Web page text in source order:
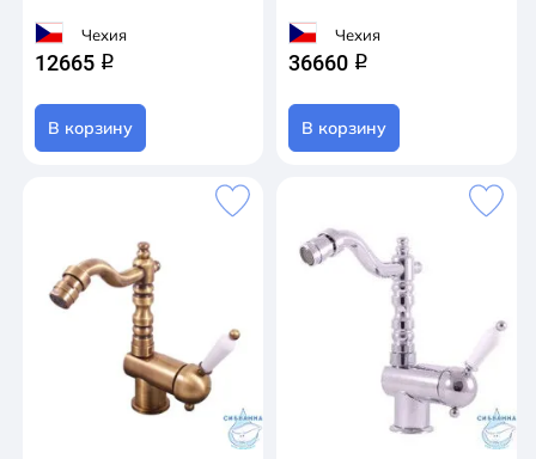
Чехия
12665 q
В корзину
Чехия
36660 q
В корзину